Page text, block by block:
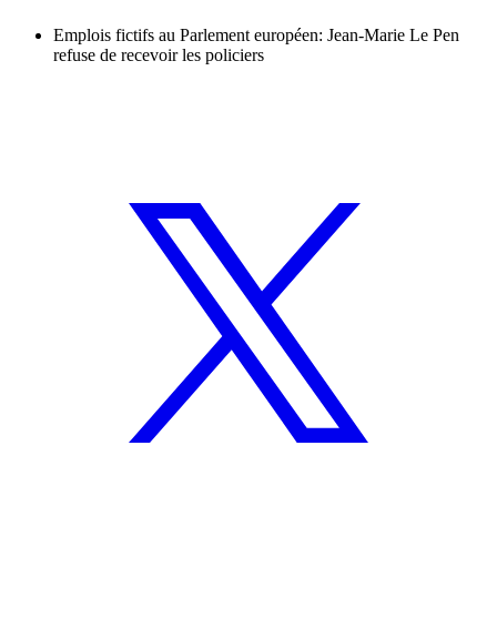
Emplois fictifs au Parlement européen: Jean-Marie Le Pen
refuse de recevoir les policiers